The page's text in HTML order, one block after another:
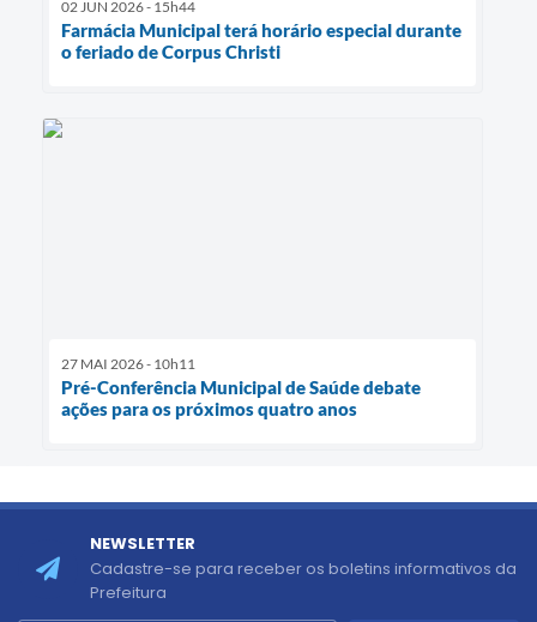
02 JUN 2026 - 15h44
Farmácia Municipal terá horário especial durante
o feriado de Corpus Christi
27 MAI 2026 - 10h11
Pré-Conferência Municipal de Saúde debate
ações para os próximos quatro anos
NEWSLETTER
Cadastre-se para receber os boletins informativos da
Prefeitura